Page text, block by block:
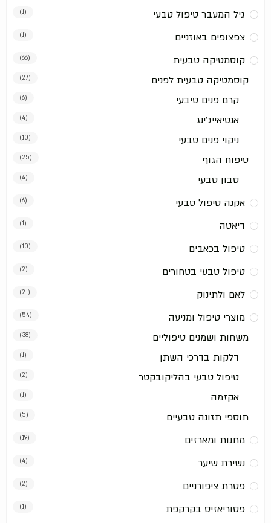
גיל המעבר טיפול טבעי (1)
צפצופים באוזניים (1)
קוסמטיקה טבעית (66)
קוסמטיקה טבעית לפנים (27)
קרם פנים טיבעי (6)
אנטיאייג'ינג (4)
ניקוי פנים טבעי (10)
טיפוח הגוף (25)
סבון טבעי (4)
אקנה טיפול טבעי (6)
דיאטה (1)
טיפול בכאבים (10)
טיפול טבעי בטחורים (2)
לאם ולתינוק (21)
מוצרי טיפול ומניעה (54)
משחות ושמנים טיפוליים (38)
דלקות בדרכי השתן (1)
טיפול טבעי בהליקובקטר (2)
אקזמה (1)
תוספי תזונה טבעיים (5)
מתנות ומארזים (19)
נשירת שיער (4)
פטרת ציפורניים (2)
פסוריאזיס בקרקפת (1)